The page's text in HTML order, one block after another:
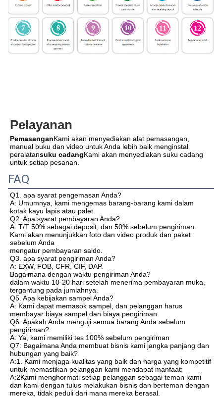
Pelayanan
PemasanganKami akan menyediakan alat pemasangan,
manual buku dan video untuk Anda lebih baik menginstal
peralatansuku cadangKami akan menyediakan suku cadang
untuk setiap pesanan.
FAQ
Q1. apa syarat pengemasan Anda?
A: Umumnya, kami mengemas barang-barang kami dalam
kotak kayu lapis atau palet.
Q2. Apa syarat pembayaran Anda?
A: T/T 50% sebagai deposit, dan 50% sebelum pengiriman.
Kami akan menunjukkan foto dan video produk dan paket
sebelum Anda
mengatur pembayaran saldo.
Q3. apa syarat pengiriman Anda?
A: EXW, FOB, CFR, CIF, DAP.
Bagaimana dengan waktu pengiriman Anda?
dalam waktu 10-20 hari setelah menerima pembayaran muka,
tergantung pada jumlahnya.
Q5. Apa kebijakan sampel Anda?
A: Kami dapat memasok sampel, dan pelanggan harus
membayar biaya sampel dan biaya pengiriman.
Q6. Apakah Anda menguji semua barang Anda sebelum
pengiriman?
A: Ya, kami memiliki tes 100% sebelum pengiriman
Q7: Bagaimana Anda membuat bisnis kami jangka panjang dan
hubungan yang baik?
A:1. Kami menjaga kualitas yang baik dan harga yang kompetitif
untuk memastikan pelanggan kami mendapat manfaat;
A:2Kami menghormati setiap pelanggan sebagai teman kami
dan kami dengan tulus melakukan bisnis dan berteman dengan
mereka, tidak peduli dari mana mereka berasal.